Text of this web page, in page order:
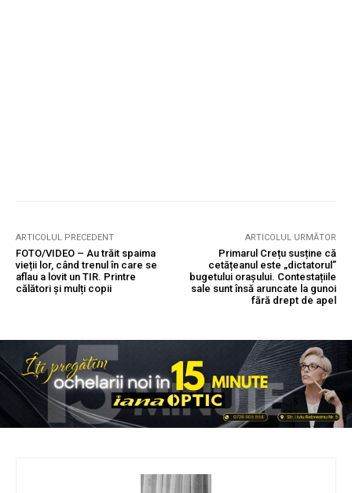
ARTICOLUL PRECEDENT
FOTO/VIDEO – Au trăit spaima
vieții lor, când trenul în care se
aflau a lovit un TIR. Printre
călători și mulți copii
ARTICOLUL URMĂTOR
Primarul Crețu susține că
cetățeanul este „dictatorul”
bugetului orașului. Contestațiile
sale sunt însă aruncate la gunoi
fără drept de apel